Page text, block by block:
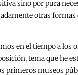
sino por pura
otras formas
en el tiempo a los
tema que he
primeros museos